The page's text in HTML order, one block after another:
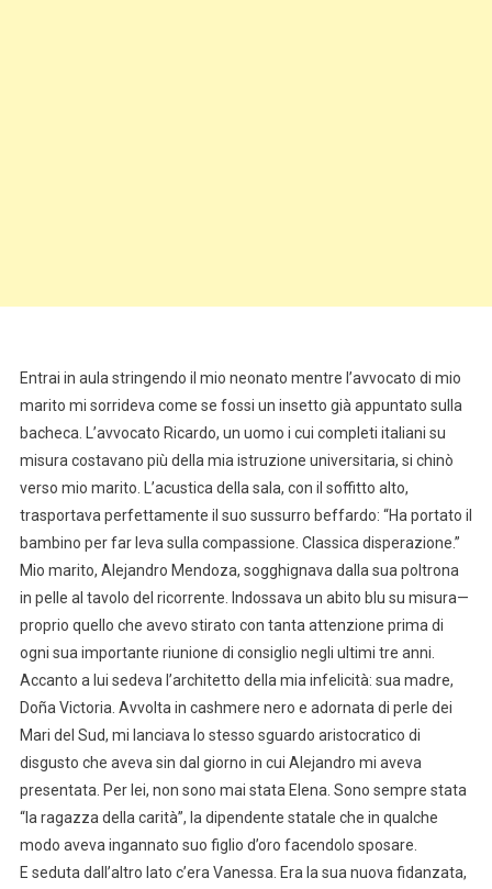
Entrai in aula stringendo il mio neonato mentre l’avvocato di mio
marito mi sorrideva come se fossi un insetto già appuntato sulla
bacheca. L’avvocato Ricardo, un uomo i cui completi italiani su
misura costavano più della mia istruzione universitaria, si chinò
verso mio marito. L’acustica della sala, con il soffitto alto,
trasportava perfettamente il suo sussurro beffardo: “Ha portato il
bambino per far leva sulla compassione. Classica disperazione.”
Mio marito, Alejandro Mendoza, sogghignava dalla sua poltrona
in pelle al tavolo del ricorrente. Indossava un abito blu su misura—
proprio quello che avevo stirato con tanta attenzione prima di
ogni sua importante riunione di consiglio negli ultimi tre anni.
Accanto a lui sedeva l’architetto della mia infelicità: sua madre,
Doña Victoria. Avvolta in cashmere nero e adornata di perle dei
Mari del Sud, mi lanciava lo stesso sguardo aristocratico di
disgusto che aveva sin dal giorno in cui Alejandro mi aveva
presentata. Per lei, non sono mai stata Elena. Sono sempre stata
“la ragazza della carità”, la dipendente statale che in qualche
modo aveva ingannato suo figlio d’oro facendolo sposare.
E seduta dall’altro lato c’era Vanessa. Era la sua nuova fidanzata,